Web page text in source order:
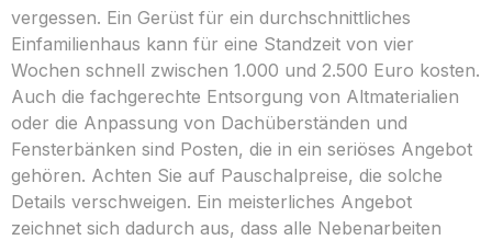
vergessen. Ein Gerüst für ein durchschnittliches
Einfamilienhaus kann für eine Standzeit von vier
Wochen schnell zwischen 1.000 und 2.500 Euro kosten.
Auch die fachgerechte Entsorgung von Altmaterialien
oder die Anpassung von Dachüberständen und
Fensterbänken sind Posten, die in ein seriöses Angebot
gehören. Achten Sie auf Pauschalpreise, die solche
Details verschweigen. Ein meisterliches Angebot
zeichnet sich dadurch aus, dass alle Nebenarbeiten